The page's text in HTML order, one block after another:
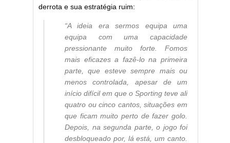
derrota e sua estratégia ruim:
“A ideia era sermos equipa uma
equipa com uma capacidade
pressionante muito forte. Fomos
mais eficazes a fazê-lo na primeira
parte, que esteve sempre mais ou
menos controlada, apesar de um
início difícil em que o Sporting teve ali
quatro ou cinco cantos, situações em
que ficam muito perto de fazer golo.
Depois, na segunda parte, o jogo foi
desbloqueado por, lá está, um canto.